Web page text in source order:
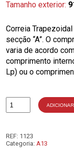
Tamanho exterior:
Correia
secção “A”. O
varia de acordo
comprimento
Lp) ou o
Quantidade
ADICIONAR
REF: 1123
Categoria: A13